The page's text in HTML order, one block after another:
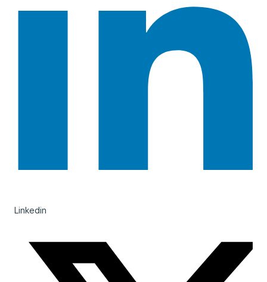
Linkedin